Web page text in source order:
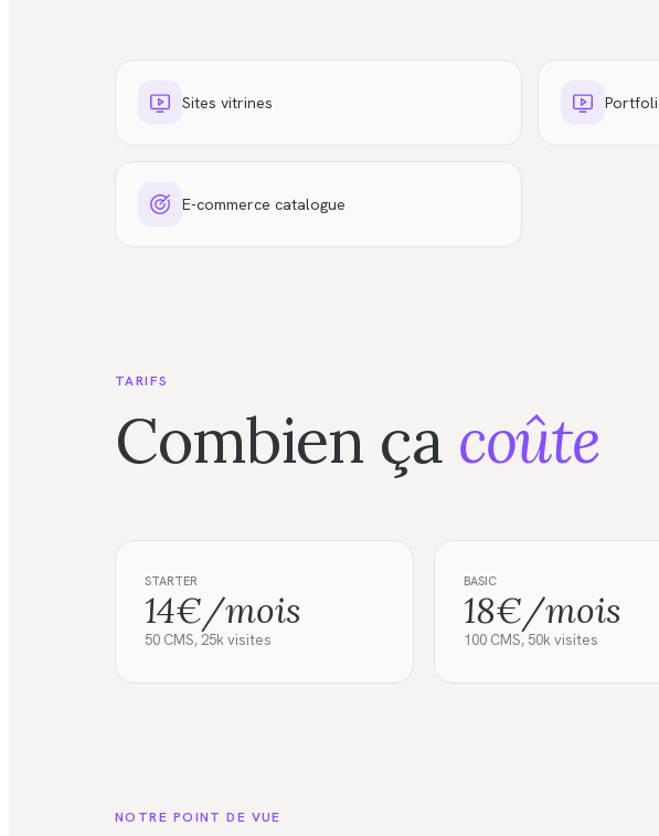
Sites vitrines
E-commerce catalogue
TARIFS
Combien ça coûte
STARTER
14€/mois
50 CMS, 25k visites
BASIC
18€/mois
100 CMS, 50k visites
NOTRE POINT DE VUE